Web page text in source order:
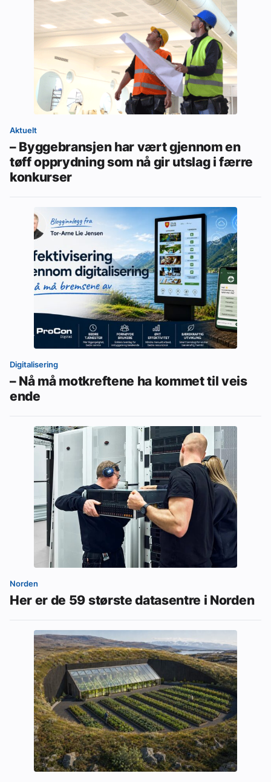
Aktuelt
– Byggebransjen har vært gjennom en
tøff opprydning som nå gir utslag i færre
konkurser
Digitalisering
– Nå må motkreftene ha kommet til veis
ende
Norden
Her er de 59 største datasentre i Norden